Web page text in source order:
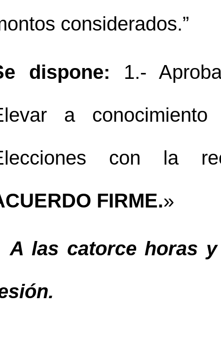
considerados.”
dispone: 1.-
a
FIRME.»
A las catorce horas